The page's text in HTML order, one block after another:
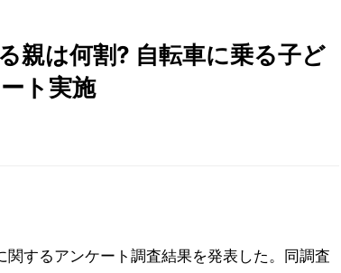
親は何割? 自転車に乗る子ど
ト実施
関するアンケート調査結果を発表した。同調査